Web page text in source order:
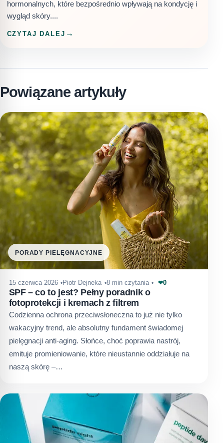
hormonalnych, które bezpośrednio wpływają na kondycję i
wygląd skóry....
CZYTAJ DALEJ
Powiązane artykuły
PORADY PIELĘGNACYJNE
15 czerwca 2026 Piotr Dejneka 8 min czytania ❤0
SPF – co to jest? Pełny poradnik o
fotoprotekcji i kremach z filtrem
Codzienna ochrona przeciwsłoneczna to już nie tylko
wakacyjny trend, ale absolutny fundament świadomej
pielęgnacji anti-aging. Słońce, choć poprawia nastrój,
emituje promieniowanie, które nieustannie oddziałuje na
naszą skórę –…